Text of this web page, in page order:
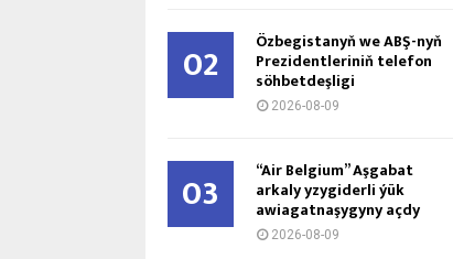
02 Özbegistanyň we ABŞ-nyň
Prezidentleriniň telefon
söhbetdeşligi
2026-08-09
03 “Air Belgium” Aşgabat
arkaly yzygiderli ýük
awiagatnaşygyny açdy
2026-08-09